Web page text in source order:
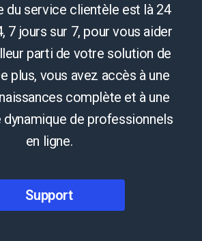
du service clientèle est là 24
7 jours sur 7, pour vous aider
parti de votre solution de
plus, vous avez accès à une
complète et à une
dynamique de professionnels
en ligne.
Support